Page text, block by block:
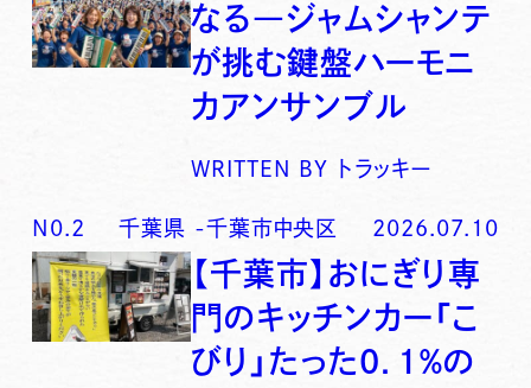
なる―ジャムシャンテ
が挑む鍵盤ハーモニ
カアンサンブル
WRITTEN BY トラッキー
N0. 2 千葉県 -千葉市中央区 2026.07.10
【千葉市】おにぎり専
門のキッチンカー「こ
びり」たった0．1％の